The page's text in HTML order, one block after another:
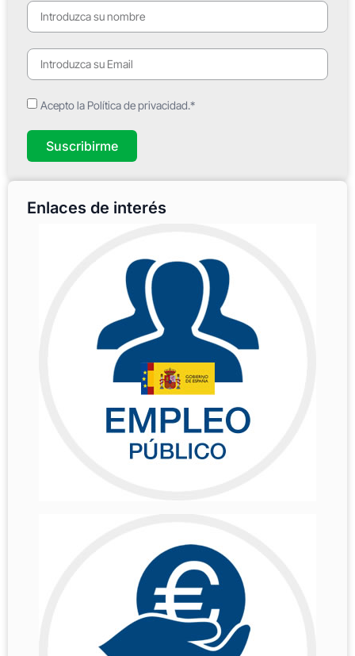
Acepto la Política de privacidad.*
Suscribirme
Enlaces de interés